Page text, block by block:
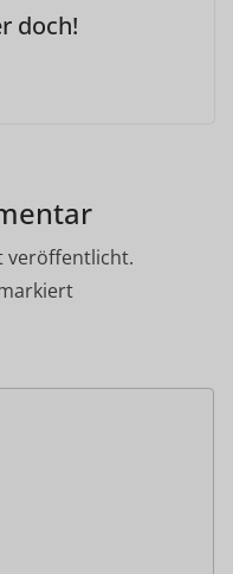
doch!
veröffentlicht.